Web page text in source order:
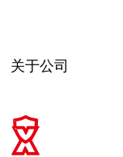
关于公司